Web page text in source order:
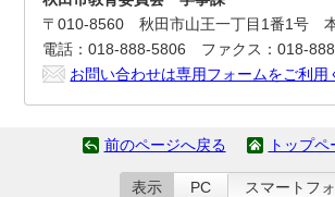
〒010-8560 秋田市山王一丁目1番1号
電話：018-888-5806 ファクス：018-
お問い合わせは専用フォームをご利用
前のページへ戻る トップ
表示 PC スマートフ